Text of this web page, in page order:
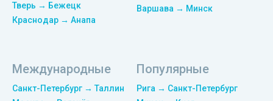
Тверь → Бежецк
Краснодар → Анапа
Варшава → Минск
Международные
Санкт-Петербург → Таллин
Популярные
Рига → Санкт-Петербург